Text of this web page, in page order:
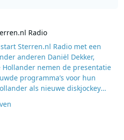
Radio
Sterren.nl Radio met een
anderen Daniël Dekker,
nemen de presentatie
programma’s voor hun
als nieuwe diskjockey
De SterrenCarrousel en is